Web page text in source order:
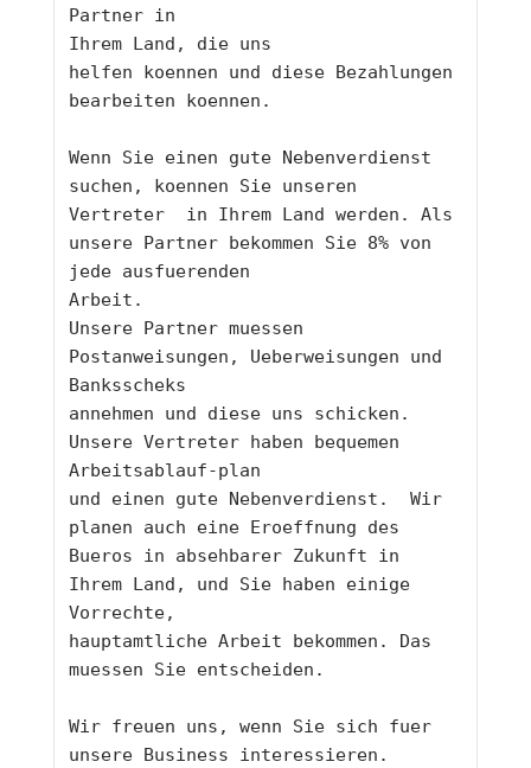
Partner in
Ihrem Land, die uns
helfen koennen und diese Bezahlungen
bearbeiten koennen.
Wenn Sie einen gute Nebenverdienst
suchen, koennen Sie unseren
Vertreter  in Ihrem Land werden. Als
unsere Partner bekommen Sie 8% von
jede ausfuerenden
Arbeit.
Unsere Partner muessen
Postanweisungen, Ueberweisungen und
Banksscheks
annehmen und diese uns schicken.
Unsere Vertreter haben bequemen
Arbeitsablauf-plan
und einen gute Nebenverdienst.  Wir
planen auch eine Eroeffnung des
Bueros in absehbarer Zukunft in
Ihrem Land, und Sie haben einige
Vorrechte,
hauptamtliche Arbeit bekommen. Das
muessen Sie entscheiden.
Wir freuen uns, wenn Sie sich fuer
unsere Business interessieren.